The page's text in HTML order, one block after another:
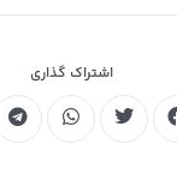
اشتراک گذاری